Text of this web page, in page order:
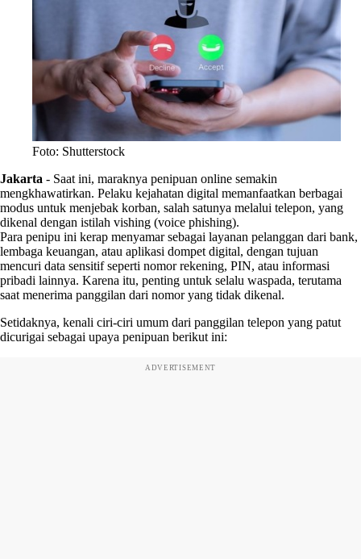
Foto: Shutterstock
Jakarta - Saat ini, maraknya penipuan online semakin
mengkhawatirkan. Pelaku kejahatan digital memanfaatkan berbagai
modus untuk menjebak korban, salah satunya melalui telepon, yang
dikenal dengan istilah vishing (voice phishing).
Para penipu ini kerap menyamar sebagai layanan pelanggan dari bank,
lembaga keuangan, atau aplikasi dompet digital, dengan tujuan
mencuri data sensitif seperti nomor rekening, PIN, atau informasi
pribadi lainnya. Karena itu, penting untuk selalu waspada, terutama
saat menerima panggilan dari nomor yang tidak dikenal.
Setidaknya, kenali ciri-ciri umum dari panggilan telepon yang patut
dicurigai sebagai upaya penipuan berikut ini:
ADVERTISEMENT